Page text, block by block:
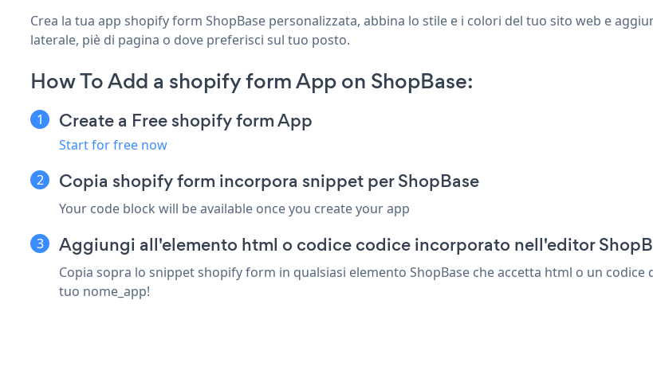
Crea la tua app shopify form ShopBase personalizzata, abbina lo stile e i colori del tuo sito web e
laterale, piè di pagina o dove preferisci sul tuo posto.
How To Add a shopify form App on ShopBase:
Create a Free shopify form App
Start for free now
Copia shopify form incorpora snippet per ShopBase
Your code block will be available once you create your app
Aggiungi all'elemento html o codice codice incorporato nell'editor
Copia sopra lo snippet shopify form in qualsiasi elemento ShopBase che accetta html o un
tuo nome_app!